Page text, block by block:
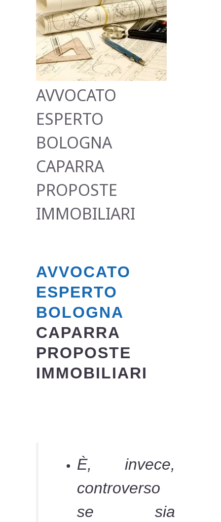
AVVOCATO
ESPERTO
BOLOGNA
CAPARRA
PROPOSTE
IMMOBILIARI
AVVOCATO
ESPERTO
BOLOGNA
CAPARRA
PROPOSTE
IMMOBILIARI
È, invece,
controverso
se sia